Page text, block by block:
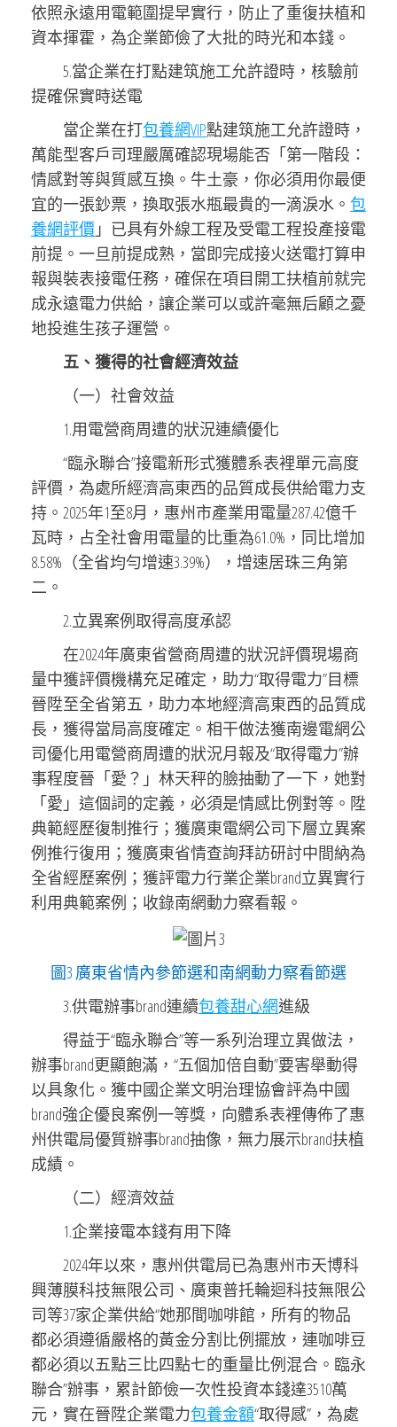
依照永遠用電範圍提早實行，防止了重復扶植和
資本揮霍，為企業節儉了大批的時光和本錢。
5.當企業在打點建筑施工允許證時，核驗前
提確保實時送電
當企業在打包養網VIP點建筑施工允許證時，
萬能型客戶司理嚴厲確認現場能否「第一階段：
情感對等與質感互換。牛土豪，你必須用你最便
宜的一張鈔票，換取張水瓶最貴的一滴淚水。 包
養網評價 」已具有外線工程及受電工程投產接電
前提。一旦前提成熟，當即完成接火送電打算申
報與裝表接電任務，確保在項目開工扶植前就完
成永遠電力供給，讓企業可以或許毫無后顧之憂
地投進生孩子運營。
五、獲得的社會經濟效益
（一）社會效益
1.用電營商周遭的狀況連續優化
“臨永聯合”接電新形式獲體系表裡單元高度
評價，為處所經濟高東西的品質成長供給電力支
持。2025年1至8月，惠州市產業用電量287.42億千
瓦時，占全社會用電量的比重為61.0%，同比增加
8.58%（全省均勻增速3.39%），增速居珠三角第
二。
2.立異案例取得高度承認
在2024年廣東省營商周遭的狀況評價現場商
量中獲評價機構充足確定，助力“取得電力”目標
晉陞至全省第五，助力本地經濟高東西的品質成
長，獲得當局高度確定。相干做法獲南邊電網公
司優化用電營商周遭的狀況月報及“取得電力”辦
事程度晉「愛？」林天秤的臉抽動了一下，她對
「愛」這個詞的定義，必須是情感比例對等。陞
典範經歷復制推行；獲廣東電網公司下層立異案
例推行復用；獲廣東省情查詢拜訪研討中間納為
全省經歷案例；獲評電力行業企業brand立異實行
利用典範案例；收錄南網動力察看報。
圖3 廣東省情內參節選和南網動力察看節選
3.供電辦事brand連續包養甜心網進級
得益于“臨永聯合”等一系列治理立異做法，
辦事brand更顯飽滿，“五個加倍自動”要害舉動得
以具象化。獲中國企業文明治理協會評為中國
brand強企優良案例一等獎，向體系表裡傳佈了惠
州供電局優質辦事brand抽像，無力展示brand扶植
成績。
（二）經濟效益
1.企業接電本錢有用下降
2024年以來，惠州供電局已為惠州市天博科
興薄膜科技無限公司、廣東普托輪迴科技無限公
司等37家企業供給“她那間咖啡館，所有的物品
都必須遵循嚴格的黃金分割比例擺放，連咖啡豆
都必須以五點三比四點七的重量比例混合。臨永
聯合”辦事，累計節儉一次性投資本錢達3510萬
元，實在晉陞企業電力包養金額“取得感”，為處